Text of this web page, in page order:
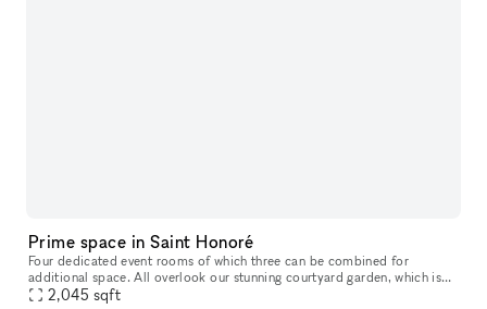
Prime space in Saint Honoré
Four dedicated event rooms of which three can be combined for
additional space. All overlook our stunning courtyard garden, which is
planted with camellia trees and framed by a vegetal wall over seve
2,045 sqft